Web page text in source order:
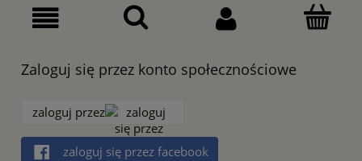
Zaloguj się przez konto społecznościowe
zaloguj przez
zaloguj się przez facebook